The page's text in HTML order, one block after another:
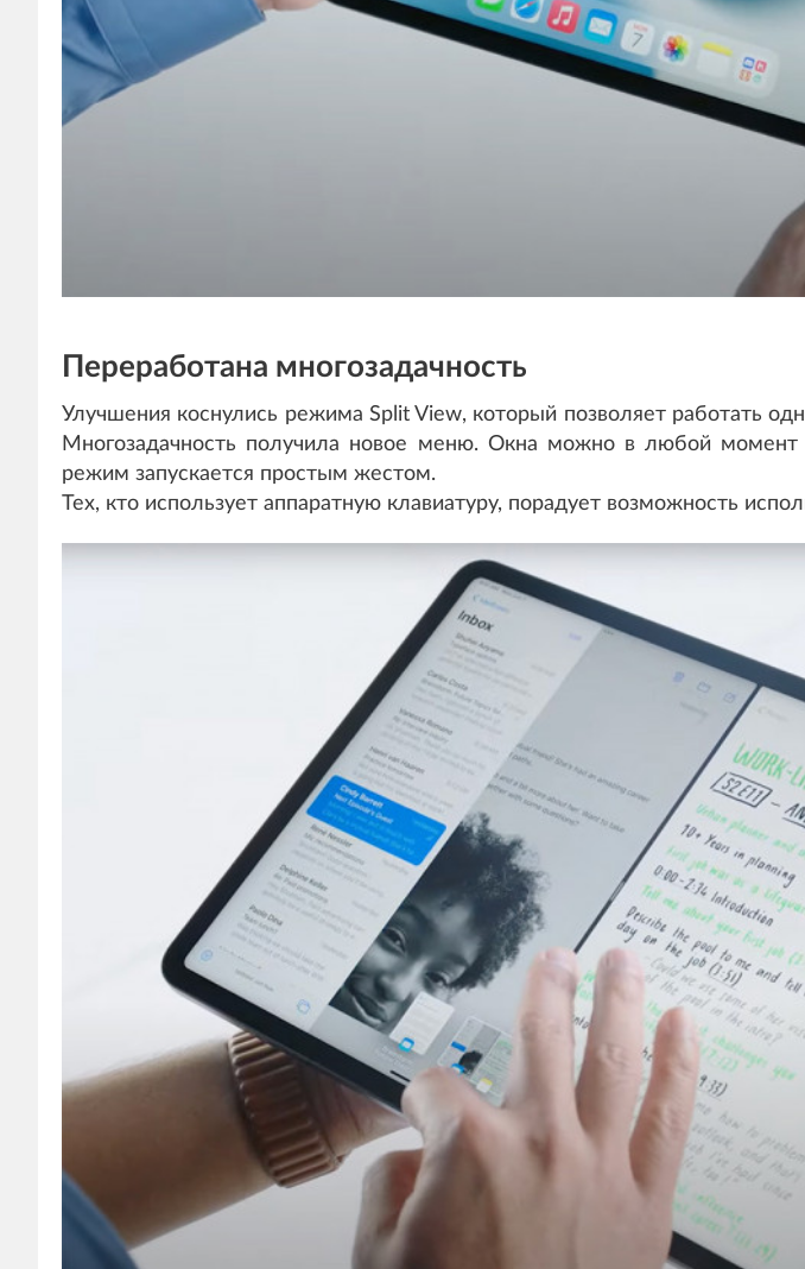
Переработана многозадачность
Улучшения коснулись режима Split View, который позволяет работать
Многозадачность получила новое меню. Окна можно в любой момент
режим запускается простым жестом.
Тех, кто использует аппаратную клавиатуру, порадует возможность